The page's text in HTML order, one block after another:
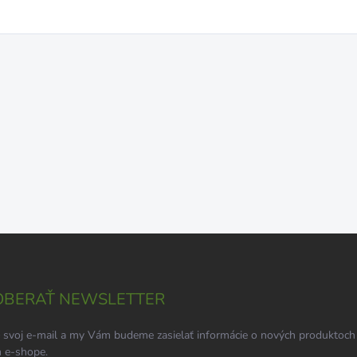
NEWSLETTER
e-mail a my Vám budeme zasielať informácie o nových
e-shope.